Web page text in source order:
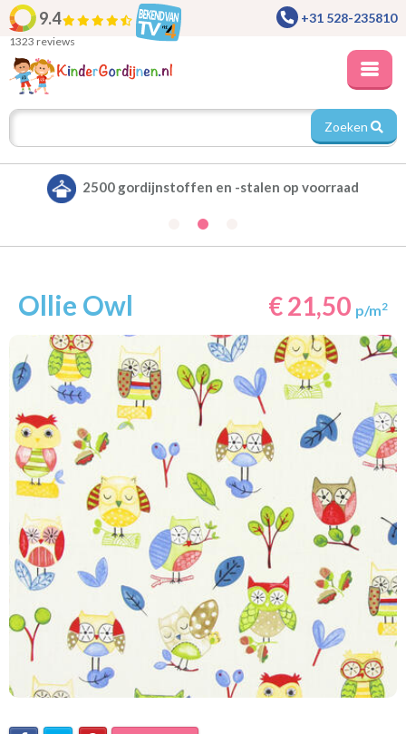
9.4
1323 reviews
+31 528-235810
Zoeken
Alle gordijnen verduisterend leverbaar
Ollie Owl € 21,50 p/m2